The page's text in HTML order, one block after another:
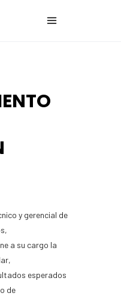
y gerencial de
a su cargo la
esperados
de